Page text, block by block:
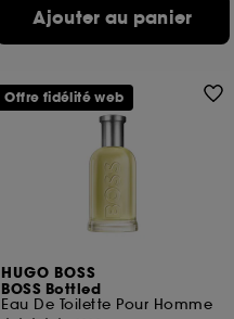
Ajouter au panier
HUGO BOSS
BOSS Bottled
Eau De Toilette Pour Homme
Offre fidélité web